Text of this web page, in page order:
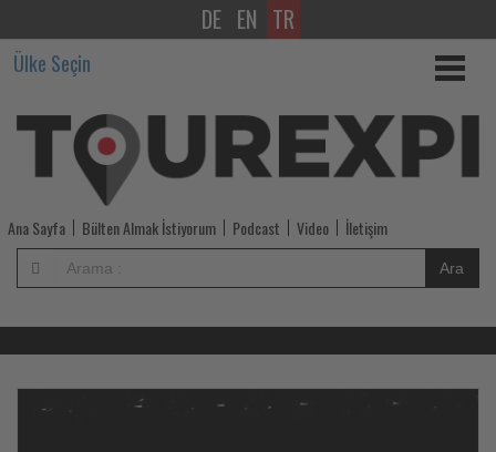
Tourexpi,
sizler
için
turizmde
olup
bitenleri
takip
ediyor!
DE EN TR
Ülke Seçin
Ana Sayfa Bülten Almak İstiyorum Podcast Video İletişim
Ara
Oku